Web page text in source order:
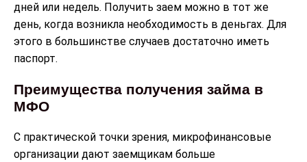
дней или недель. Получить заем можно в тот же
день, когда возникла необходимость в деньгах. Для
этого в большинстве случаев достаточно иметь
паспорт.
Преимущества получения займа в
МФО
С практической точки зрения, микрофинансовые
организации дают заемщикам больше